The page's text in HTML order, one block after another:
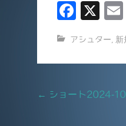
F
c
e
b
X
アシュター 新
Post
← ショート2024-10